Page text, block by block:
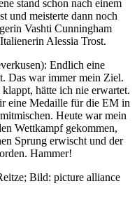
stand schon nach einem
und meisterte dann noch
Vashti Cunningham
Alessia Trost.
Endlich eine
Das war immer mein Ziel.
hätte ich nie erwartet.
eine Medaille für die EM in
Heute war mein
Wettkampf gekommen,
Sprung erwischt und der
Hammer!
Bild: picture alliance